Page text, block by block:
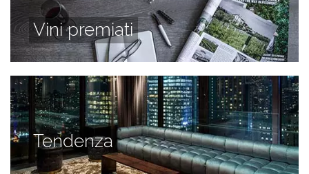
Vini premiati
Tendenza